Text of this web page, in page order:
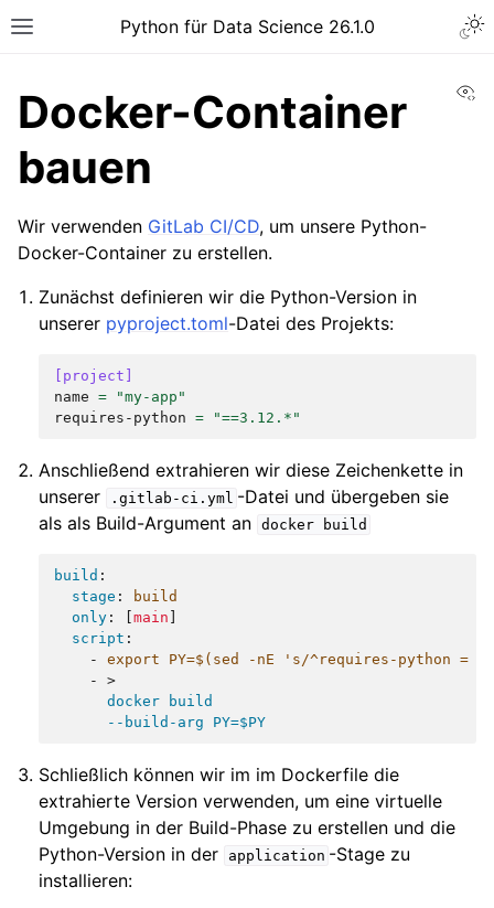
Python für Data Science 26.1.0
Docker-Container
bauen
Wir verwenden GitLab CI/CD, um unsere Python-
Docker-Container zu erstellen.
Zunächst definieren wir die Python-Version in
unserer pyproject.toml-Datei des Projekts:
[project]
name
=
"my-app"
requires-python
= "==3.12.*"
Anschließend extrahieren wir diese Zeichenkette in
unserer
.gitlab-ci.yml -Datei und übergeben sie
als als Build-Argument an docker build
build :
stage :
build
only : [main
script :
-
export PY=$(sed -nE 's/^requires-python
-
>
docker build
--build-arg PY=$PY
Schließlich können wir im im Dockerfile die
extrahierte Version verwenden, um eine virtuelle
Umgebung in der Build-Phase zu erstellen und die
Python-Version in der
application -Stage zu
installieren: